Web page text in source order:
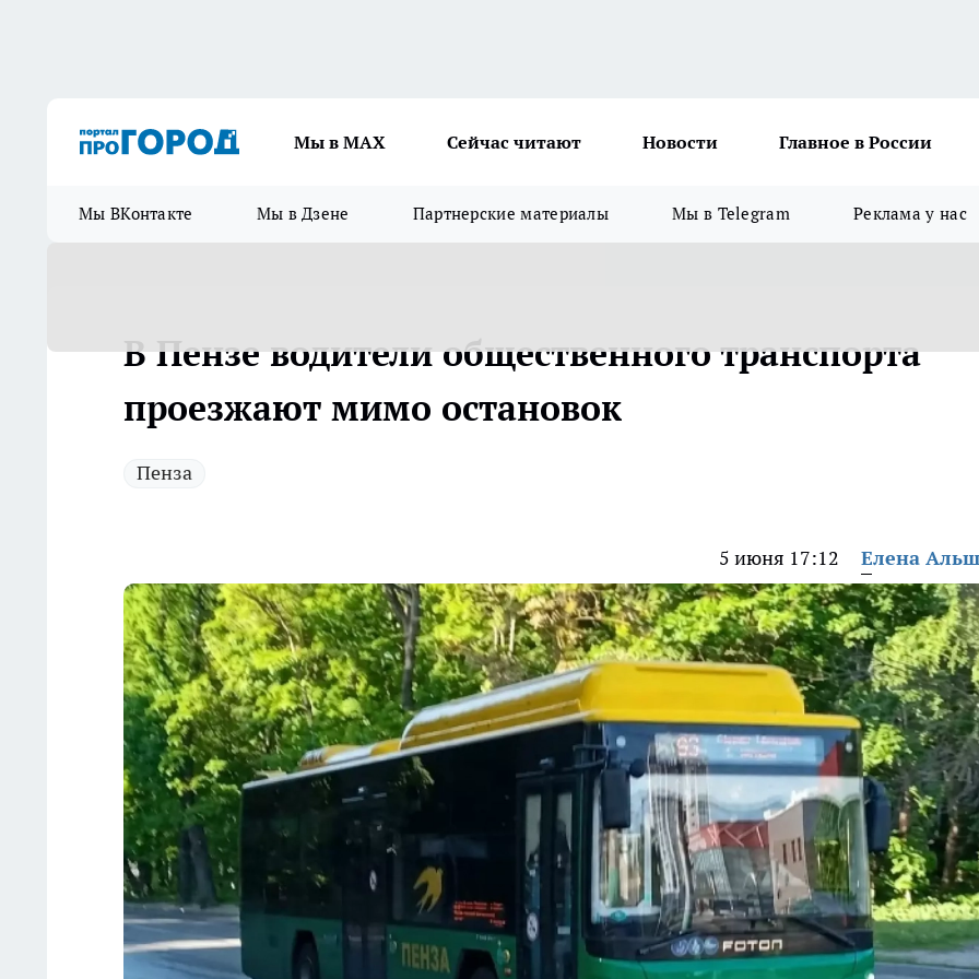
Мы в МАХ Сейчас читают Новости Главное в России
Мы ВКонтакте Мы в Дзене Партнерские материалы Мы в Telegram Реклама у нас
В Пензе водители общественного транспорта
проезжают мимо остановок
Пенза
5 июня 17:12 Елена